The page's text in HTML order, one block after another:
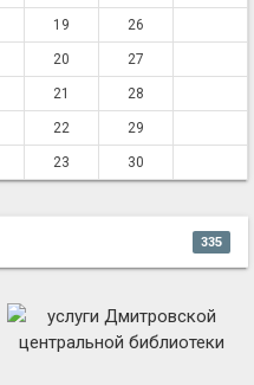
19 26
20 27
21 28
22 29
23 30
335